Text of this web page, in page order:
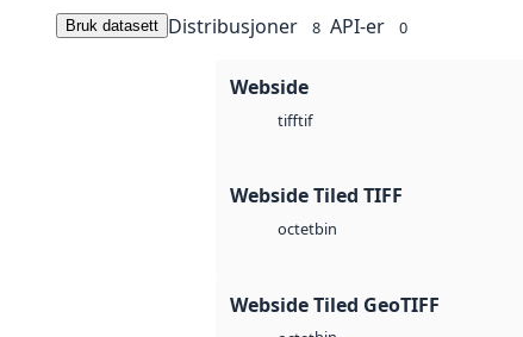
Bruk datasett Distribusjoner 8 API-er 0
Webside
tifftif
Webside Tiled TIFF
octetbin
Webside Tiled GeoTIFF